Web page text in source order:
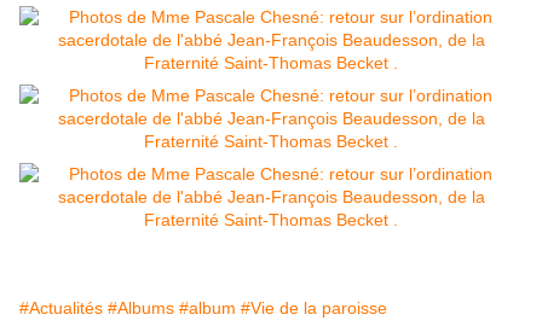
#Actualités #Albums #album #Vie de la paroisse